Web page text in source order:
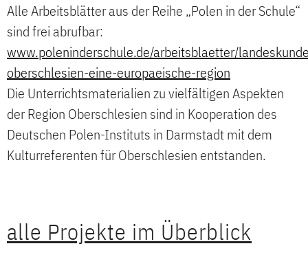
Alle Arbeitsblätter aus der Reihe „Polen in der Schule“
sind frei abrufbar:
www.poleninderschule.de/arbeitsblaetter/
oberschlesien-eine-europaeische-region
Die Unterrichtsmaterialien zu vielfältigen Aspekten
der Region Oberschlesien sind in Kooperation des
Deutschen Polen-Instituts in Darmstadt mit dem
Kulturreferenten für Oberschlesien entstanden.
alle Projekte im Überblick